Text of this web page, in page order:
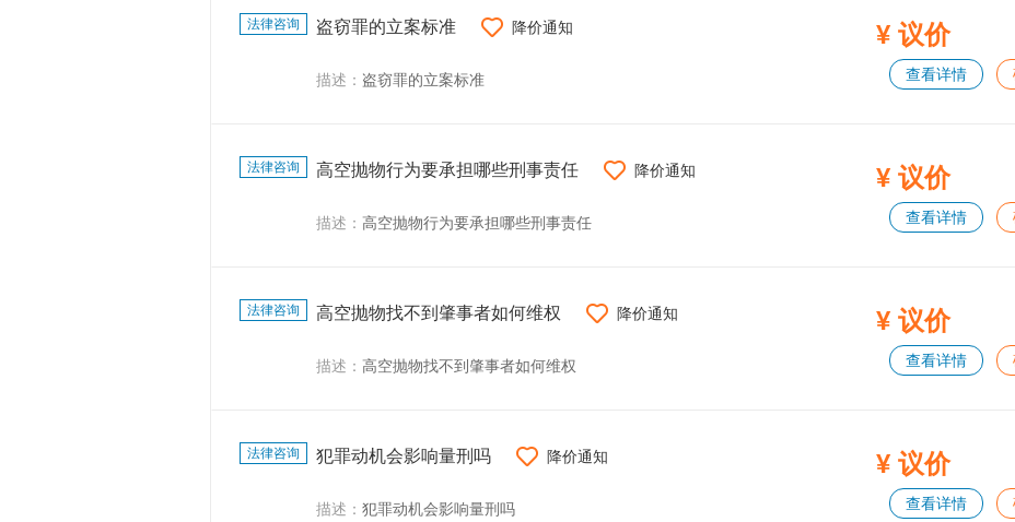
法律咨询 盗窃罪的立案标准 降价通知
描述： 盗窃罪的立案标准
¥ 议价
查看详情
法律咨询 高空抛物行为要承担哪些刑事责任 降价通知
描述： 高空抛物行为要承担哪些刑事责任
¥ 议价
查看详情
法律咨询 高空抛物找不到肇事者如何维权 降价通知
描述： 高空抛物找不到肇事者如何维权
¥ 议价
查看详情
法律咨询 犯罪动机会影响量刑吗 降价通知
描述： 犯罪动机会影响量刑吗
¥ 议价
查看详情